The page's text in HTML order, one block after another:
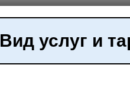
Вид услуг и